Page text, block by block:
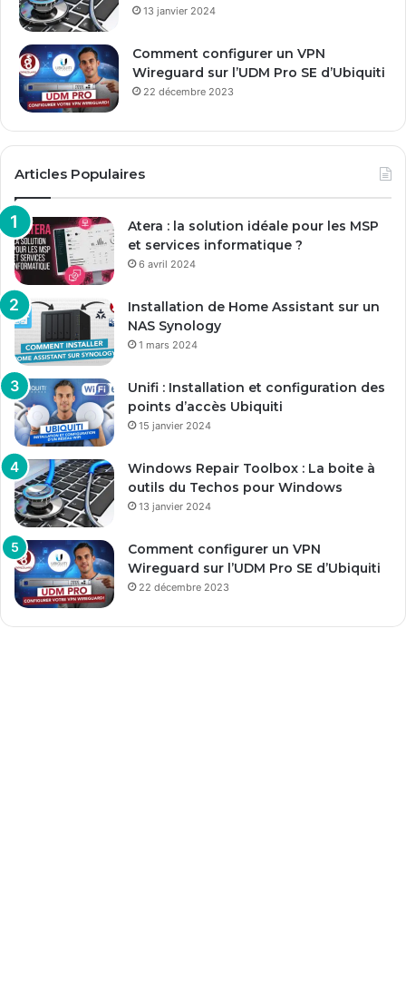
13 janvier 2024
Comment configurer un VPN
Wireguard sur l’UDM Pro SE d’Ubiquiti
22 décembre 2023
Articles Populaires
Atera : la solution idéale pour les MSP
et services informatique ?
6 avril 2024
Installation de Home Assistant sur un
NAS Synology
1 mars 2024
Unifi : Installation et configuration des
points d’accès Ubiquiti
15 janvier 2024
Windows Repair Toolbox : La boite à
outils du Techos pour Windows
13 janvier 2024
Comment configurer un VPN
Wireguard sur l’UDM Pro SE d’Ubiquiti
22 décembre 2023